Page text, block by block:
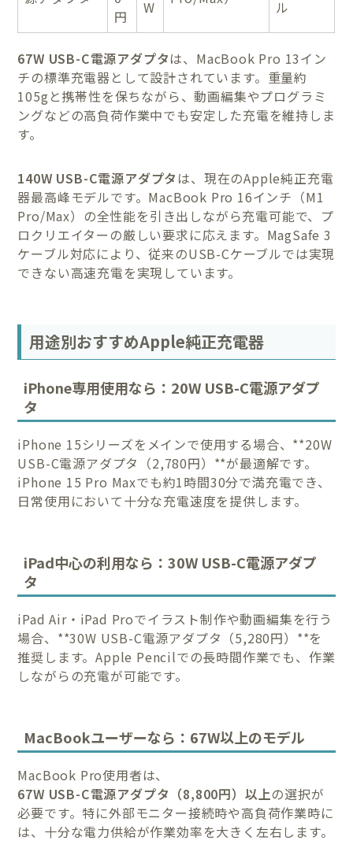
円
W ル
67W USB-C電源アダプタは、MacBook Pro 13イン
チの標準充電器として設計されています。重量約
105gと携帯性を保ちながら、動画編集やプログラミ
ングなどの高負荷作業中でも安定した充電を維持しま
す。
140W USB-C電源アダプタは、現在のApple純正充電
器最高峰モデルです。MacBook Pro 16インチ（M1
Pro/Max）の全性能を引き出しながら充電可能で、プ
ロクリエイターの厳しい要求に応えます。MagSafe 3
ケーブル対応により、従来のUSB-Cケーブルでは実現
できない高速充電を実現しています。
用途別おすすめApple純正充電器
iPhone専用使用なら：20W USB-C電源アダプ
タ
iPhone 15シリーズをメインで使用する場合、**20W
USB-C電源アダプタ（2,780円）**が最適解です。
iPhone 15 Pro Maxでも約1時間30分で満充電でき、
日常使用において十分な充電速度を提供します。
iPad中心の利用なら：30W USB-C電源アダプ
タ
iPad Air・iPad Proでイラスト制作や動画編集を行う
場合、**30W USB-C電源アダプタ（5,280円）**を
推奨します。Apple Pencilでの長時間作業でも、作業
しながらの充電が可能です。
MacBookユーザーなら：67W以上のモデル
MacBook Pro使用者は、
67W USB-C電源アダプタ（8,800円）以上の選択が
必要です。特に外部モニター接続時や高負荷作業時に
は、十分な電力供給が作業効率を大きく左右します。